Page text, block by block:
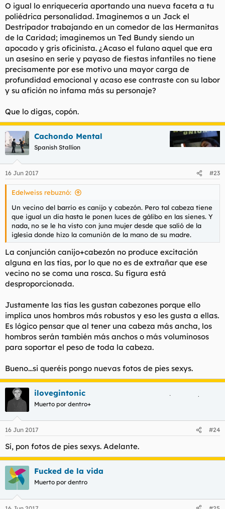
O igual lo enriquecería aportando una nueva faceta a tu
poliédrica personalidad. Imaginemos a un Jack el
Destripador trabajando en un comedor de las Hermanitas
de la Caridad; imaginemos un Ted Bundy siendo un
apocado y gris oficinista. ¿Acaso el fulano aquel que era
un asesino en serie y payaso de fiestas infantiles no tiene
precisamente por ese motivo una mayor carga de
profundidad emocional y acaso ese contraste con su labor
y su afición no infama más su personaje?
Que lo digas, copón.
Cachondo Mental
Spanish Stallion
16 Jun 2017 #23
Edelweiss rebuznó:
Un vecino del barrio es canijo y cabezón. Pero tal cabeza tiene
que igual un dia hasta le ponen luces de gálibo en las sienes. Y
nada, no se le ha visto con juna mujer desde que salió de la
iglesia donde hizo la comunión de la mano de su madre.
La conjunción canijo+cabezón no produce excitación
alguna en las tías, por lo que no es de extrañar que ese
vecino no se coma una rosca. Su figura está
desproporcionada.
Justamente las tías les gustan cabezones porque ello
implica unos hombros más robustos y eso les gusta a ellas.
Es lógico pensar que al tener una cabeza más ancha, los
hombros serán también más anchos o más voluminosos
para soportar el peso de toda la cabeza.
Bueno...si queréis pongo nuevas fotos de pies sexys.
ilovegintonic
Muerto por dentro+
16 Jun 2017 #24
Sí, pon fotos de pies sexys. Adelante.
Fucked de la vida
Muerto por dentro